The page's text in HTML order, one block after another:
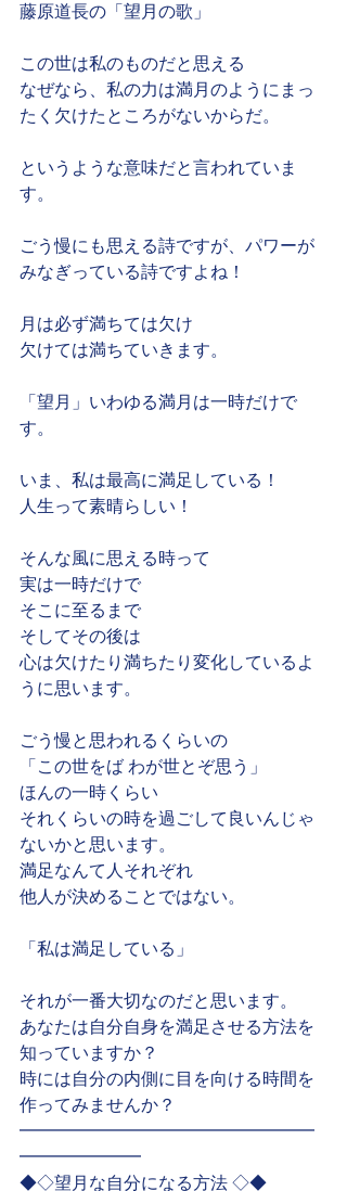
藤原道長の「望月の歌」
この世は私のものだと思える
なぜなら、私の力は満月のようにまっ
たく欠けたところがないからだ。
というような意味だと言われていま
す。
ごう慢にも思える詩ですが、パワーが
みなぎっている詩ですよね！
月は必ず満ちては欠け
欠けては満ちていきます。
「望月」いわゆる満月は一時だけで
す。
いま、私は最高に満足している！
人生って素晴らしい！
そんな風に思える時って
実は一時だけで
そこに至るまで
そしてその後は
心は欠けたり満ちたり変化しているよ
うに思います。
ごう慢と思われるくらいの
「この世をば わが世とぞ思う」
ほんの一時くらい
それくらいの時を過ごして良いんじゃ
ないかと思います。
満足なんて人それぞれ
他人が決めることではない。
「私は満足している」
それが一番大切なのだと思います。
あなたは自分自身を満足させる方法を
知っていますか？
時には自分の内側に目を向ける時間を
作ってみませんか？
━━━━━━━━━━━━━━━━━
━━━━━━━
◆◇望月な自分になる方法 ◇◆